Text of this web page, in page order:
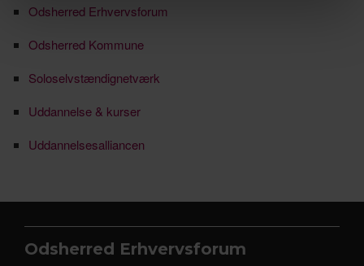
Odsherred Erhvervsforum
Odsherred Kommune
Soloselvstændignetværk
Uddannelse & kurser
Uddannelsesalliancen
Odsherred Erhvervsforum